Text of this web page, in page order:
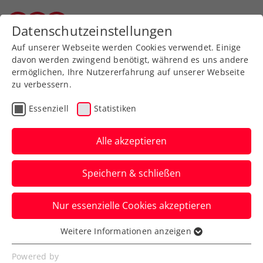
Zurück zur Newsübersicht
Turniere
Rangliste, Turnierdauer &
Co.: Die Neuerungen im
Senior:innenbereich 2025
ÖTV-Seniorenreferent Edi Glasner gibt
euch ein Update zu den geplanten
Veränderungen im neuen Jahr.
Verfasst von: Edi Glasner / Redaktion, 12.12.2024
Datenschutzeinstellungen
Auf unserer Webseite werden Cookies verwendet. Einige
davon werden zwingend benötigt, während es uns andere
ermöglichen, Ihre Nutzererfahrung auf unserer Webseite
zu verbessern.
Essenziell Statistiken
Alle akzeptieren
Speichern & schließen
Nur essenzielle Cookies akzeptieren
Essenziell
Essenzielle Cookies werden für grundlegende
Weitere Informationen anzeigen
Powered by